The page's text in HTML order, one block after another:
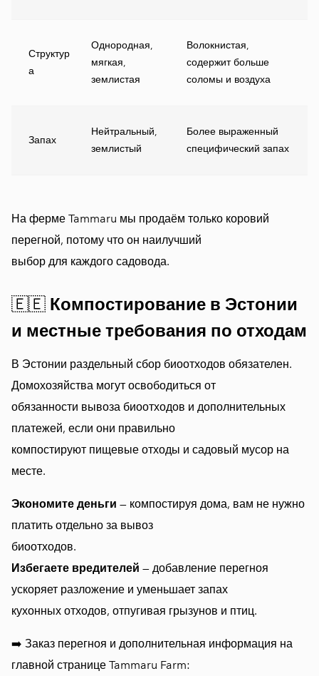
Структур
а
Однородная,
мягкая,
землистая
Волокнистая,
содержит больше
соломы и воздуха
Запах
Нейтральный,
землистый
Более выраженный
специфический запах
На ферме Tammaru мы продаём только коровий
перегной, потому что он наилучший
выбор для каждого садовода.
🇪🇪 Компостирование в Эстонии
и местные требования по отходам
В Эстонии раздельный сбор биоотходов обязателен.
Домохозяйства могут освободиться от
обязанности вывоза биоотходов и дополнительных
платежей, если они правильно
компостируют пищевые отходы и садовый мусор на
месте.
Экономите деньги — компостируя дома, вам не нужно
платить отдельно за вывоз
биоотходов.
Избегаете вредителей — добавление перегноя
ускоряет разложение и уменьшает запах
кухонных отходов, отпугивая грызунов и птиц.
➡️ Заказ перегноя и дополнительная информация на
главной странице Tammaru Farm: